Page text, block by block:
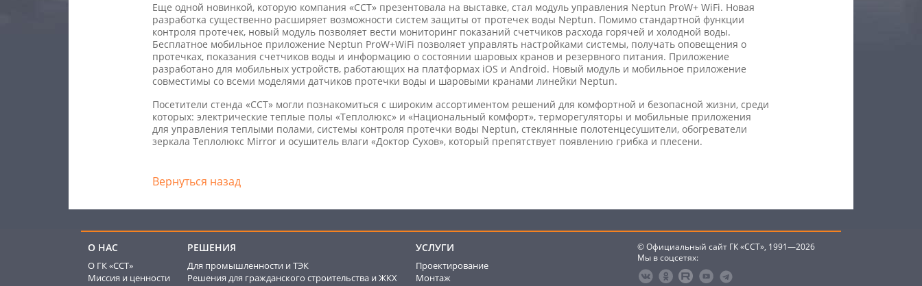
Еще одной новинкой, которую компания «ССТ» презентовала на выставке, стал модуль управления Neptun ProW+ WiFi. Новая
разработка существенно расширяет возможности систем защиты от протечек воды Neptun. Помимо стандартной функции
контроля протечек, новый модуль позволяет вести мониторинг показаний счетчиков расхода горячей и холодной воды.
Бесплатное мобильное приложение Neptun ProW+WiFi позволяет управлять настройками системы, получать оповещения о
протечках, показания счетчиков воды и информацию о состоянии шаровых кранов и резервного питания. Приложение
разработано для мобильных устройств, работающих на платформах iOS и Android. Новый модуль и мобильное приложение
совместимы со всеми моделями датчиков протечки воды и шаровыми кранами линейки Neptun.
Посетители стенда «ССТ» могли познакомиться с широким ассортиментом решений для комфортной и безопасной жизни, среди
которых: электрические теплые полы «Теплолюкс» и «Национальный комфорт», терморегуляторы и мобильные приложения
для управления теплыми полами, системы контроля протечки воды Neptun, стеклянные полотенцесушители, обогреватели
зеркала Теплолюкс Mirror и осушитель влаги «Доктор Сухов», который препятствует появлению грибка и плесени.
Вернуться назад
О НАС
О ГК «ССТ»
Миссия и ценности
РЕШЕНИЯ
Для промышленности и ТЭК
Решения для гражданского строительства и ЖКХ
УСЛУГИ
Проектирование
Монтаж
© Официальный сайт ГК «ССТ», 1991—2026
Мы в соцсетях: